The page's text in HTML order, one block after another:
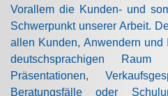
Vorallem die Kunden- und
Schwerpunkt unserer Arbeit.
allen Kunden, Anwendern und
deutschsprachigen
Präsentationen,
Beratungsfälle oder